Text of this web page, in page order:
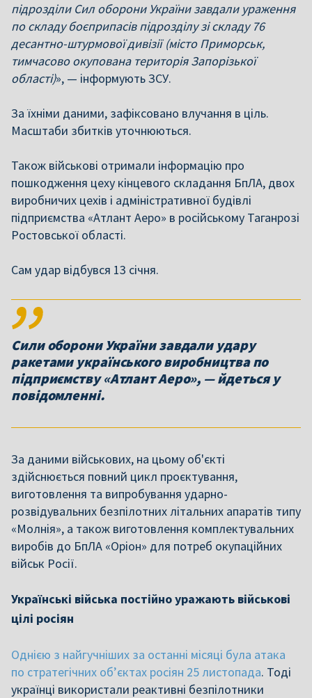
підрозділи Сил оборони України завдали ураження
по складу боєприпасів підрозділу зі складу 76
десантно-штурмової дивізії (місто Приморськ,
тимчасово окупована територія Запорізької
області)», — інформують ЗСУ.
За їхніми даними, зафіксовано влучання в ціль.
Масштаби збитків уточнюються.
Також військові отримали інформацію про
пошкодження цеху кінцевого складання БпЛА, двох
виробничих цехів і адміністративної будівлі
підприємства «Атлант Аеро» в російському Таганрозі
Ростовської області.
Сам удар відбувся 13 січня.
Сили оборони України завдали удару
ракетами українського виробництва по
підприємству «Атлант Аеро», — йдеться у
повідомленні.
За даними військових, на цьому об'єкті
здійснюється повний цикл проєктування,
виготовлення та випробування ударно-
розвідувальних безпілотних літальних апаратів типу
«Молнія», а також виготовлення комплектувальних
виробів до БпЛА «Оріон» для потреб окупаційних
військ Росії.
Українські війська постійно уражають військові
цілі росіян
Однією з найгучніших за останні місяці була атака
по стратегічних об’єктах росіян 25 листопада. Тоді
українці використали реактивні безпілотники